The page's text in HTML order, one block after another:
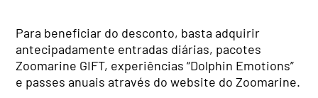
Para beneficiar do desconto, basta adquirir
antecipadamente entradas diárias, pacotes
Zoomarine GIFT, experiências “Dolphin Emotions”
e passes anuais através do website do Zoomarine.